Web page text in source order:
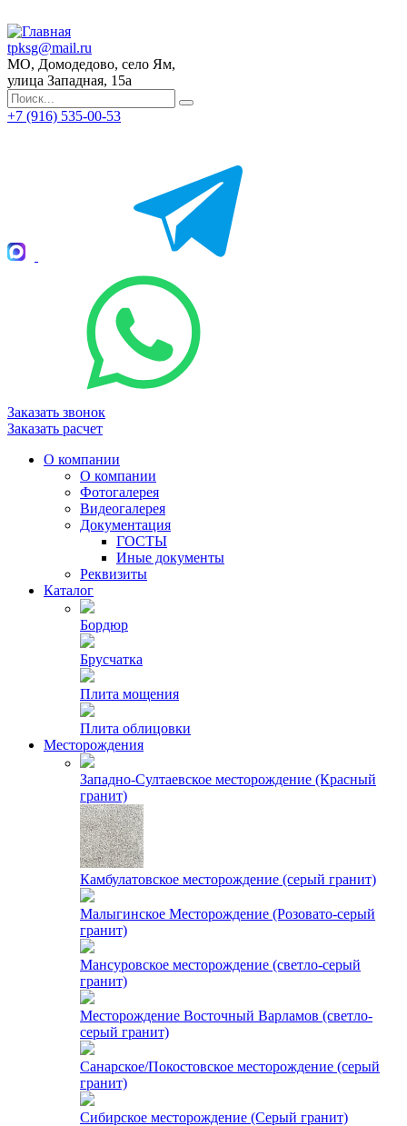
tpksg@mail.ru
МО, Домодедово, село Ям,
улица Западная, 15а
+7 (916) 535-00-53
Заказать звонок
Заказать расчет
О компании
О компании
Фотогалерея
Видеогалерея
Документация
ГОСТЫ
Иные документы
Реквизиты
Каталог
Бордюр
Брусчатка
Плита мощения
Плита облицовки
Месторождения
Западно-Султаевское месторождение (Красный
гранит)
Камбулатовское месторождение (cерый гранит)
Малыгинское Месторождение (Розовато-серый
гранит)
Мансуровское месторождение (светло-серый
гранит)
Месторождение Восточный Варламов (светло-
серый гранит)
Санарское/Покостовское месторождение (серый
гранит)
Сибирское месторождение (Серый гранит)